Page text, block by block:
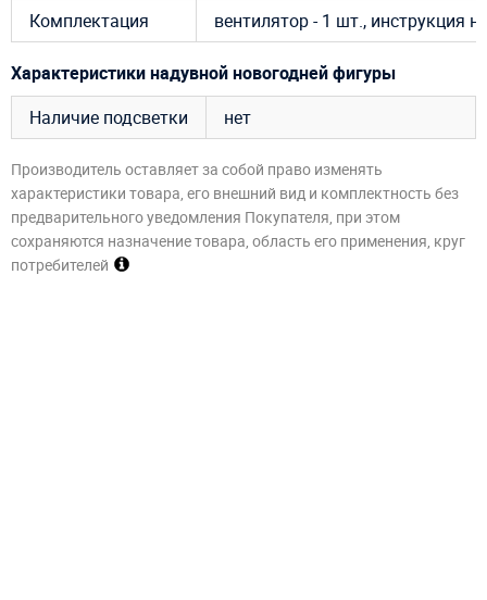
Комплектация
вентилятор - 1 шт., инструкция
Характеристики надувной новогодней фигуры
Наличие подсветки
нет
Производитель оставляет за собой право изменять
характеристики товара, его внешний вид и комплектность без
предварительного уведомления Покупателя, при этом
сохраняются назначение товара, область его применения, круг
потребителей